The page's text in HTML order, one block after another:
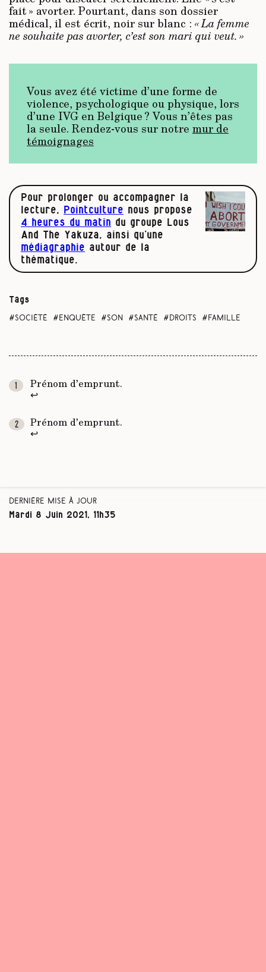
fait » avorter. Pourtant, dans son dossier
médical, il est écrit, noir sur blanc : « La femme
ne souhaite pas avorter, c’est son mari qui veut. »
Vous avez été victime d’une forme de
violence, psychologique ou physique, lors
d’une IVG en Belgique ? Vous n’êtes pas
la seule. Rendez-vous sur notre mur de
témoignages
Pour prolonger ou accompagner la
lecture,
Pointculture nous propose
4 heures du matin du groupe Lous
And The Yakuza, ainsi qu’une
médiagraphie autour de la
thématique.
Tags
société enquête son santé droits famille
Prénom d’emprunt.
↩
Prénom d’emprunt.
↩
Dernière mise à jour
Mardi 8 Juin 2021, 11h35